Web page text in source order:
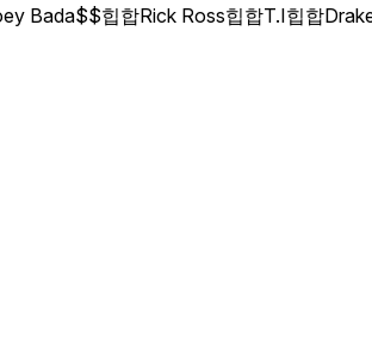
Bada$$힙합Rick Ross힙합T.I힙합